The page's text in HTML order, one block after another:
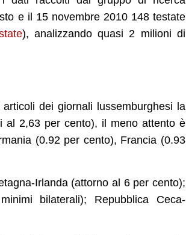
e il 15 novembre 2010 148 testate
), analizzando quasi 2 milioni di
dei giornali lussemburghesi la
al 2,63 per cento), il meno attento è
(0.92 per cento), Francia (0.93
Irlanda (attorno al 6 per cento);
bilaterali); Repubblica Ceca-